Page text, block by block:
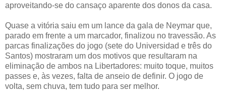
aproveitando-se do cansaço aparente dos donos da casa.
Quase a vitória saiu em um lance da gala de Neymar que,
parado em frente a um marcador, finalizou no travessão. As
parcas finalizações do jogo (sete do Universidad e três do
Santos) mostraram um dos motivos que resultaram na
eliminação de ambos na Libertadores: muito toque, muitos
passes e, às vezes, falta de anseio de definir. O jogo de
volta, sem chuva, tem tudo para ser melhor.